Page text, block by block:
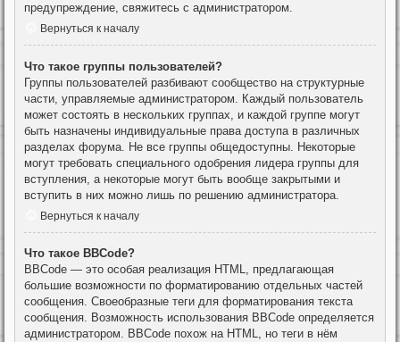
предупреждение, свяжитесь с администратором.
Вернуться к началу
Что такое группы пользователей?
Группы пользователей разбивают сообщество на структурные
части, управляемые администратором. Каждый пользователь
может состоять в нескольких группах, и каждой группе могут
быть назначены индивидуальные права доступа в различных
разделах форума. Не все группы общедоступны. Некоторые
могут требовать специального одобрения лидера группы для
вступления, а некоторые могут быть вообще закрытыми и
вступить в них можно лишь по решению администратора.
Вернуться к началу
Что такое BBCode?
BBCode — это особая реализация HTML, предлагающая
большие возможности по форматированию отдельных частей
сообщения. Своеобразные теги для форматирования текста
сообщения. Возможность использования BBCode определяется
администратором. BBCode похож на HTML, но теги в нём